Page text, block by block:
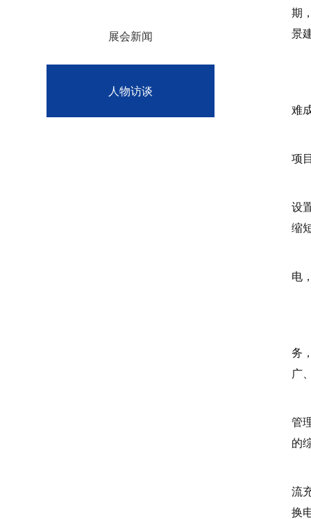
展会新闻
人物访谈
期
景
难
项
设
缩
电
务
广
管
的
流
换